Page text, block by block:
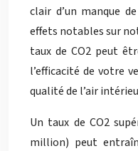
clair d’un manque
effets notables sur
taux de CO2 peut
l’efficacité de votre
qualité de l’air
Un taux de CO2
million) peut